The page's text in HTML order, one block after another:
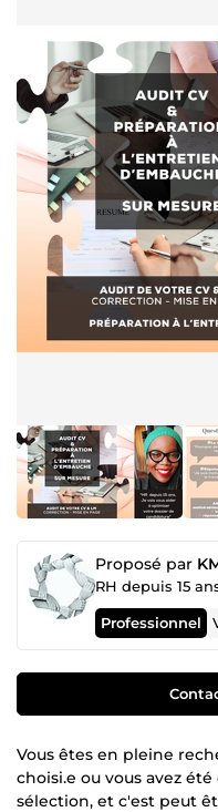
Proposé par
Professionnel
Vous êtes en pleine
choisi.e ou vous avez
sélection, et c'est peut